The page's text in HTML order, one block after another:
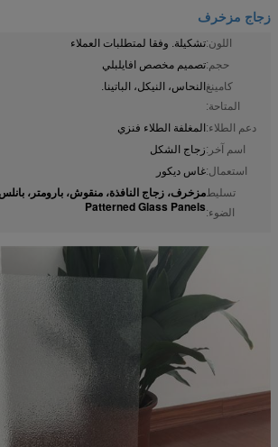
زجاج مزخرف
اللون:تشكيلة. وفقا لمتطلبات العملاء
حجم:تصميم مخصص افايلبلي
كامينغ
المتاحة:
النحاس، النيكل، الباتينا.
دعم الطلاء:المغلفة الطلاء فنزي
اسم آخر:زجاج الشكل
استعمال:غاس ديكور
تسليط
الضوء:
مزخرف، زجاج النافذة، منقوش، بارومتر، بانلس
Patterned Glass Panels